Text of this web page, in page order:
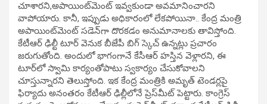
చూశారని,అపాయింట్‌మెంట్‌ ఇవ్వకుండా అవమానించారని
వాపోయారు. కానీ, ఇప్పుడు అధికారంలో లేకపోయినా.. కేంద్ర మంత్రి
అపాయింట్‌మెంట్‌ సడెన్‌గా దొరకడం అనుమానాలకు తావిస్తోంది.
కేటీఆర్‌ ఢిల్టీ టూర్‌ వెనుక బీజేపీ బిగ్‌ స్కెచ్‌ ఉన్నట్లు ప్రచారం
జరుగుతోంది. అందులో భాగంగానే కేసీఆర్‌ హస్తిన వెళ్లారని, ఈ
టూర్‌లో స్వామి కార్యంతోపాటు స్వకార్యం చేసుకోవాలని
చూస్తున్నారని తెలుస్తోంది. ఇక కేంద్ర మంత్రికి అమృత్‌ టెండర్లపై
ఫిర్యాదు అనంతరం కేటీఆర్‌ ఢిల్లీలోనే ప్రెస్‌మీట్‌ పెట్టారు. కాంగ్రెస్‌